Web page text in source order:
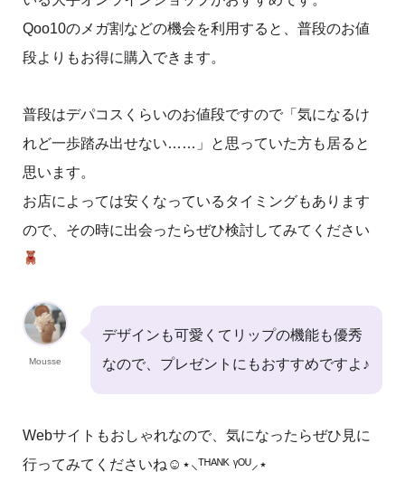
Qoo10のメガ割などの機会を利用すると、普段のお値
段よりもお得に購入できます。
普段はデパコスくらいのお値段ですので「気になるけ
れど一歩踏み出せない……」と思っていた方も居ると
思います。
お店によっては安くなっているタイミングもあります
ので、その時に出会ったらぜひ検討してみてください
Mousse
デザインも可愛くてリップの機能も優秀
なので、プレゼントにもおすすめですよ♪
Webサイトもおしゃれなので、気になったらぜひ見に
行ってみてくださいね☺⋆⸜ᵀᴴᴬᴺᴷ ᵞᴼᵁ⸝⋆